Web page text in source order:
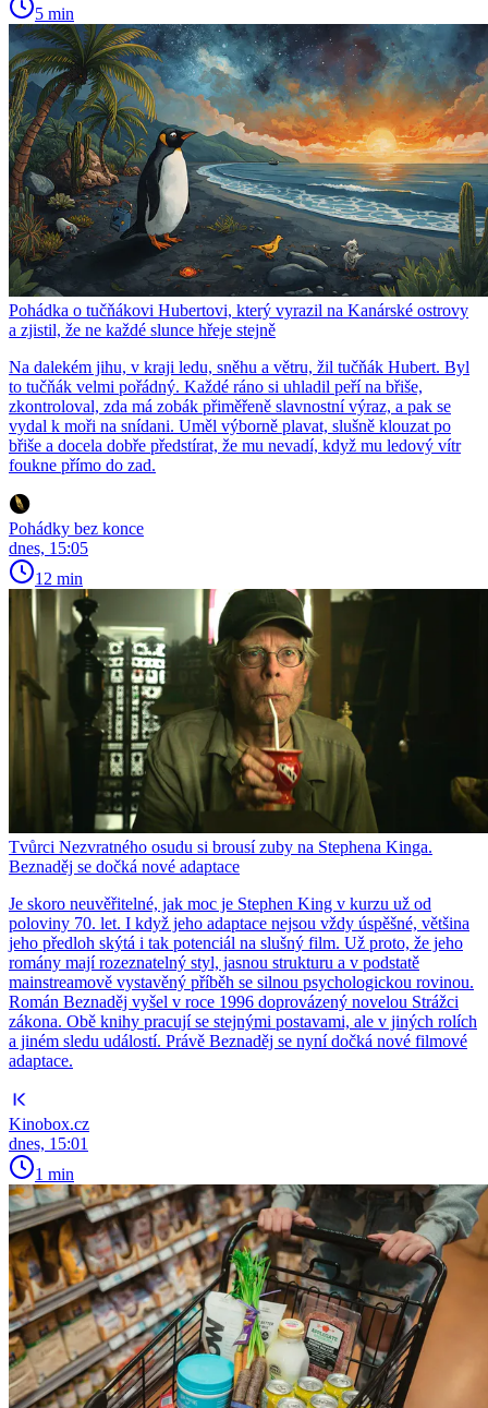
5 min
Pohádka o tučňákovi Hubertovi, který vyrazil na Kanárské ostrovy
a zjistil, že ne každé slunce hřeje stejně
Na dalekém jihu, v kraji ledu, sněhu a větru, žil tučňák Hubert. Byl
to tučňák velmi pořádný. Každé ráno si uhladil peří na břiše,
zkontroloval, zda má zobák přiměřeně slavnostní výraz, a pak se
vydal k moři na snídani. Uměl výborně plavat, slušně klouzat po
břiše a docela dobře předstírat, že mu nevadí, když mu ledový vítr
foukne přímo do zad.
Pohádky bez konce
dnes, 15:05
12 min
Tvůrci Nezvratného osudu si brousí zuby na Stephena Kinga.
Beznaděj se dočká nové adaptace
Je skoro neuvěřitelné, jak moc je Stephen King v kurzu už od
poloviny 70. let. I když jeho adaptace nejsou vždy úspěšné, většina
jeho předloh skýtá i tak potenciál na slušný film. Už proto, že jeho
romány mají rozeznatelný styl, jasnou strukturu a v podstatě
mainstreamově vystavěný příběh se silnou psychologickou rovinou.
Román Beznaděj vyšel v roce 1996 doprovázený novelou Strážci
zákona. Obě knihy pracují se stejnými postavami, ale v jiných rolích
a jiném sledu událostí. Právě Beznaděj se nyní dočká nové filmové
adaptace.
Kinobox.cz
dnes, 15:01
1 min